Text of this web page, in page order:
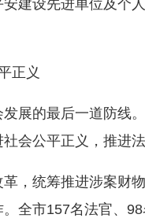
建设先进单位及个
正义
的最后一道防线。
会公平正义，推进
统筹推进涉案财物
全市157名法官、